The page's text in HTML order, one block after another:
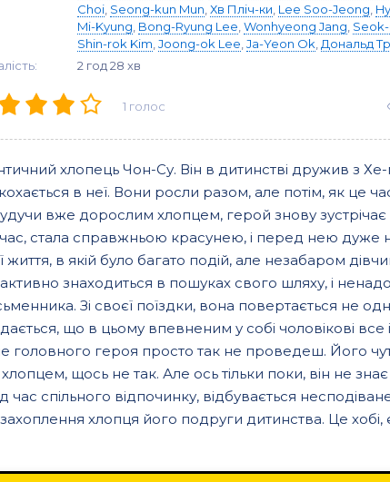
Choi Seong-kun Mun Хв Пліч-ки Lee Soo-Jeong
Mi-Kyung Bong-Ryung Lee Wonhyeong Jang
Shin-rok Kim Joong-ok Lee Ja-Yeon Ok Дональд
2 год 28 хв
1 голос
хлопець Чон-Су. Він в дитинстві дружив з Хе-
в неї. Вони росли разом, але потім, як це
вже дорослим хлопцем, герой знову
стала справжньою красунею, і перед нею дуже
життя, в якій було багато подій, але незабаром
знаходиться в пошуках свого шляху, і
Зі своєї поїздки, вона повертається не
що в цьому впевненим у собі чоловікові все
головного героя просто так не проведеш. Його
щось не так. Але ось тільки поки, він не
спільного відпочинку, відбувається
хлопця його подруги дитинства. Це хобі,